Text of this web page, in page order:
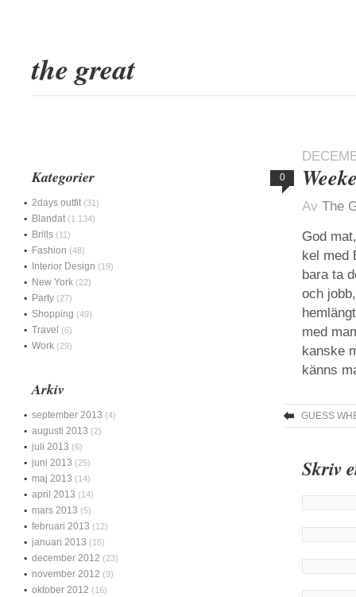
the great
0
Av The
God
kel med
bara ta
och
med
kanske
känns
GUESS
Skriv
Kategorier
2days outfit (31)
Blandat (1 134)
Brills (11)
Fashion (48)
Interior Design (19)
New York (22)
Party (27)
Shopping (49)
Travel (6)
Work (29)
Arkiv
september 2013 (4)
augusti 2013 (2)
juli 2013 (6)
juni 2013 (25)
maj 2013 (14)
april 2013 (14)
mars 2013 (5)
februari 2013 (12)
januari 2013 (16)
december 2012 (23)
november 2012 (9)
oktober 2012 (16)